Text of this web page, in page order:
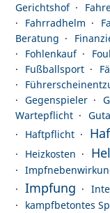
Gerichtshof
Fahrradhelm
Beratung
Fohlenkauf
Foul
Fußballsport
Gegenspieler
Wartepflicht
Haftpflicht
Heizkosten
Impfung
kampfbetontes